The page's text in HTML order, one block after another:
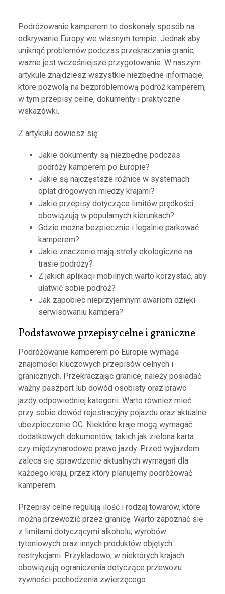
Podróżowanie kamperem to doskonały sposób na
odkrywanie Europy we własnym tempie. Jednak aby
uniknąć problemów podczas przekraczania granic,
ważne jest wcześniejsze przygotowanie. W naszym
artykule znajdziesz wszystkie niezbędne informacje,
które pozwolą na bezproblemową podróż kamperem,
w tym przepisy celne, dokumenty i praktyczne
wskazówki.
Z artykułu dowiesz się:
Jakie dokumenty są niezbędne podczas
podróży kamperem po Europie?
Jakie są najczęstsze różnice w systemach
opłat drogowych między krajami?
Jakie przepisy dotyczące limitów prędkości
obowiązują w popularnych kierunkach?
Gdzie można bezpiecznie i legalnie parkować
kamperem?
Jakie znaczenie mają strefy ekologiczne na
trasie podróży?
Z jakich aplikacji mobilnych warto korzystać, aby
ułatwić sobie podróż?
Jak zapobiec nieprzyjemnym awariom dzięki
serwisowaniu kampera?
Podstawowe przepisy celne i graniczne
Podróżowanie kamperem po Europie wymaga
znajomości kluczowych przepisów celnych i
granicznych. Przekraczając granice, należy posiadać
ważny paszport lub dowód osobisty oraz prawo
jazdy odpowiedniej kategorii. Warto również mieć
przy sobie dowód rejestracyjny pojazdu oraz aktualne
ubezpieczenie OC. Niektóre kraje mogą wymagać
dodatkowych dokumentów, takich jak zielona karta
czy międzynarodowe prawo jazdy. Przed wyjazdem
zaleca się sprawdzenie aktualnych wymagań dla
każdego kraju, przez który planujemy podróżować
kamperem.
Przepisy celne regulują ilość i rodzaj towarów, które
można przewozić przez granicę. Warto zapoznać się
z limitami dotyczącymi alkoholu, wyrobów
tytoniowych oraz innych produktów objętych
restrykcjami. Przykładowo, w niektórych krajach
obowiązują ograniczenia dotyczące przewozu
żywności pochodzenia zwierzęcego.